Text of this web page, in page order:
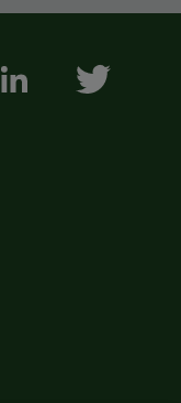
LinkedIn Twitter